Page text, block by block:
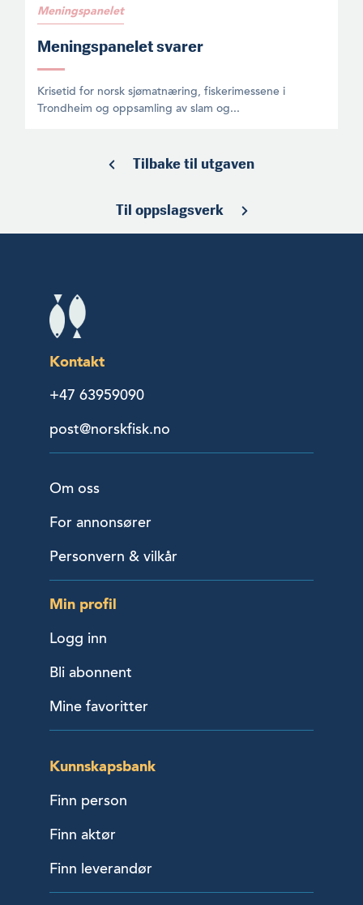
Meningspanelet
Meningspanelet svarer
Krisetid for norsk sjømatnæring, fiskerimessene i
Trondheim og oppsamling av slam og...
Tilbake til utgaven
Til oppslagsverk
Kontakt
+47 63959090
post@norskfisk.no
Om oss
For annonsører
Personvern & vilkår
Min profil
Logg inn
Bli abonnent
Mine favoritter
Kunnskapsbank
Finn person
Finn aktør
Finn leverandør